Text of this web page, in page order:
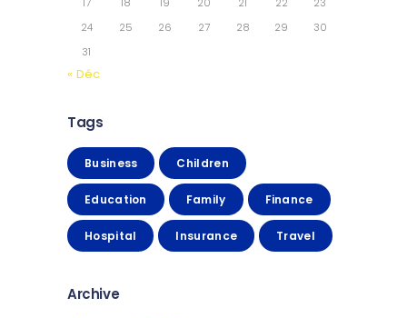
24
25 26 27 28 29
30
31
« Déc
Tags
Business Children
Education Family Finance
Hospital Insurance Travel
Archive